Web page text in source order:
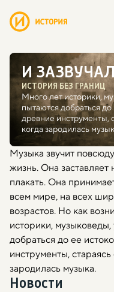
И
ИСТОРИЯ БЕЗ ГРАНИЦ
Много лет историки,
пытаются добраться
древние инструменты,
когда зародилась
Музыка звучит
жизнь. Она заставляет
плакать. Она
всем мире, на всех
возрастов. Но как
историки,
добраться до ее
инструменты,
зародилась музыка.
Новости